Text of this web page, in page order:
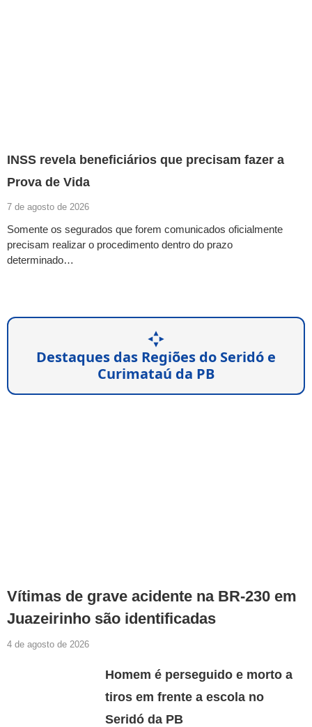
INSS revela beneficiários que precisam fazer a
Prova de Vida
7 de agosto de 2026
Somente os segurados que forem comunicados oficialmente
precisam realizar o procedimento dentro do prazo
determinado…
Destaques das Regiões do Seridó e
Curimataú da PB
Vítimas de grave acidente na BR-230 em
Juazeirinho são identificadas
4 de agosto de 2026
Homem é perseguido e morto a
tiros em frente a escola no
Seridó da PB